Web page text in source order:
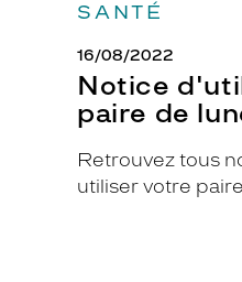
SANTÉ
16/08/2022
Notice
paire de
Retrouvez tous
utiliser votre